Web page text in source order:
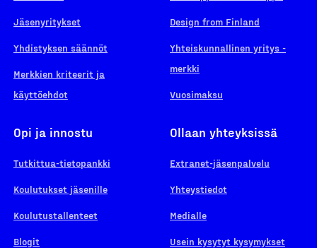
Jäsenyritykset
Yhdistyksen säännöt
Merkkien kriteerit ja
käyttöehdot
Design from Finland
Yhteiskunnallinen yritys -
merkki
Vuosimaksu
Opi ja innostu
Tutkittua-tietopankki
Koulutukset jäsenille
Koulutustallenteet
Blogit
Ollaan yhteyksissä
Extranet-jäsenpalvelu
Yhteystiedot
Medialle
Usein kysytyt kysymykset